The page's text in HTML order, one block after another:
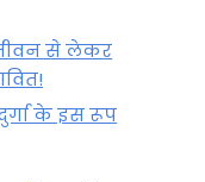
जीवन से लेकर
दुर्गा के इस रूप